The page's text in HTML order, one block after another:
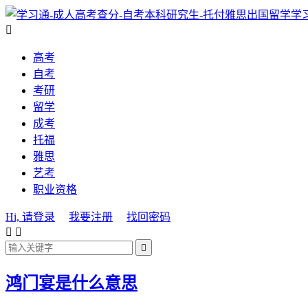
学

高考
自考
考研
留学
成考
托福
雅思
艺考
职业资格
Hi, 请登录 我要注册
找回密码
 

鸿门宴是什么意思